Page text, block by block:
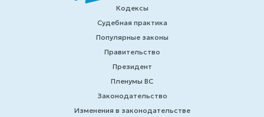
Кодексы
Судебная практика
Популярные законы
Правительство
Президент
Пленумы ВС
Законодательство
Изменения в законодательстве